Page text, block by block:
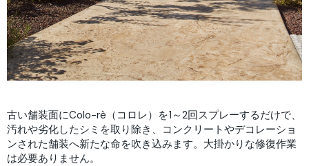
古い舗装面にColo-rè（コロレ）を1～2回スプレーするだけで、
汚れや劣化したシミを取り除き、コンクリートやデコレーショ
ンされた舗装へ新たな命を吹き込みます。大掛かりな修復作業
は必要ありません。